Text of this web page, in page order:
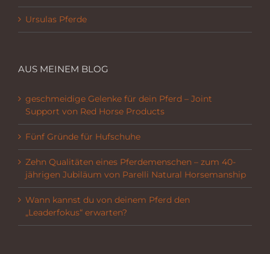
Ursulas Pferde
AUS MEINEM BLOG
geschmeidige Gelenke für dein Pferd – Joint
Support von Red Horse Products
Fünf Gründe für Hufschuhe
Zehn Qualitäten eines Pferdemenschen – zum 40-
jährigen Jubiläum von Parelli Natural Horsemanship
Wann kannst du von deinem Pferd den
„Leaderfokus“ erwarten?